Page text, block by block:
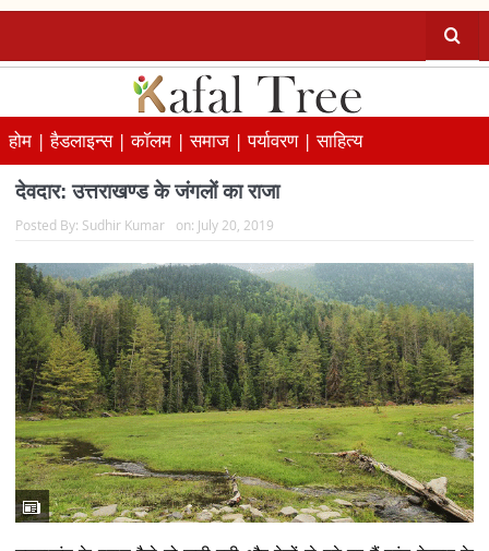
होम |हैडलाइन्स |कॉलम |समाज |पर्यावरण |साहित्य
देवदार: उत्तराखण्ड के जंगलों का राजा
Posted By: Sudhir Kumar on: July 20, 2019